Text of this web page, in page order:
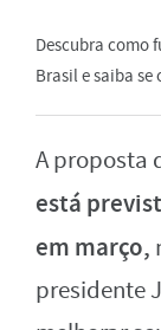
Descubra como
Brasil e saiba se
A proposta
está
em março,
presidente